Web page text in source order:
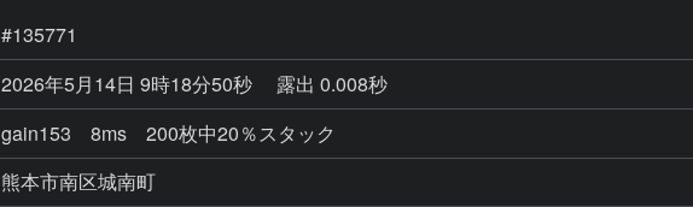
#135771
2026年5月14日 9時18分50秒
露出 0.008秒
gain153 8ms 200枚中20％スタック
熊本市南区城南町